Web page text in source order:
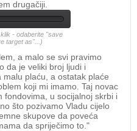
drugačiji.
- odaberite "save
target as"...)
a malo se svi pravimo
da je veliki broj ljudi i
plaću, a ostatak plaće
koji mi imamo. Taj novac
fondovima, u socijalnoj skrbi i
što pozivamo Vladu cijelo
skupove da poveća
da spriječimo to."